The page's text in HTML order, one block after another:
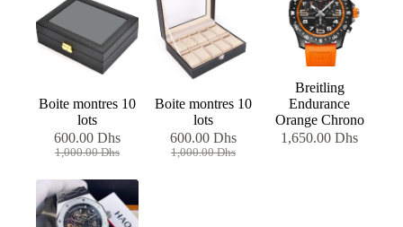
Boite montres 10
lots
1,000.00Dhs
Le
initial
était :
1,000.00 Dhs.
600.00Dhs
Le
actuel
est :
600.00 Dhs.
Boite montres 10
lots
1,000.00Dhs
Le
600.00Dhs
Le
Breitling
Endurance
Orange Chrono
1,650.00Dhs